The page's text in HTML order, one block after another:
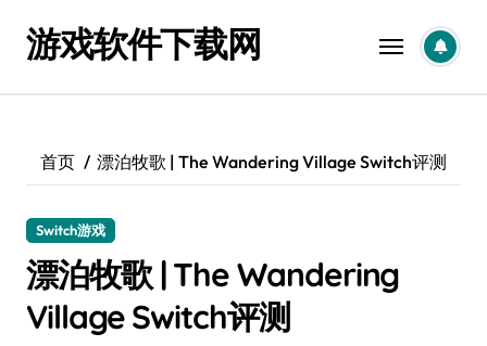
游戏软件下载网
首页 漂泊牧歌 | The Wandering Village Switch评测
Switch游戏
漂泊牧歌 | The Wandering
Village Switch评测